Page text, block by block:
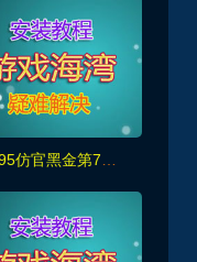
DNF95仿官黑金第7版,女圣职,女鬼剑+新皮肤100副本+大转移双城镇,超级内辅+GM工具